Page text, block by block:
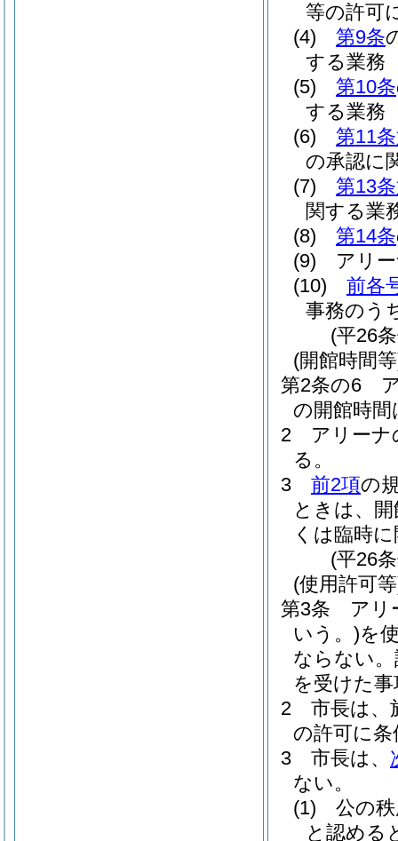
等の許可
(4)
第9条
する業務
(5)
第10条
する業務
(6)
第11
の承認に
(7)
第13
関する業
(8)
第14条
(9)
アリ
(10)
前各
事務のう
(平26
(開館時間
第2条の6
の開館時
2
アリーナ
る。
3
前2項の
ときは、
くは臨時
(平26
(使用許可
第3条
アリ
いう。)を
ならない。
を受けた
2
市長は、
の許可に
3
市長は、
ない。
(1)
公の
と認める